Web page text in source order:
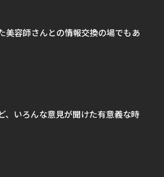
美容師さんとの情報交換の場でもあ
、いろんな意見が聞けた有意義な時